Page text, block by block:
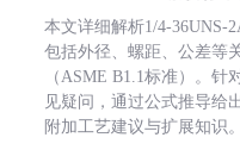
本文详细解析1/4-36UNS-
包括外径、螺距、公差等
（ASME B1.1标准）。针
见疑问，通过公式推导给
附加工艺建议与扩展知识。